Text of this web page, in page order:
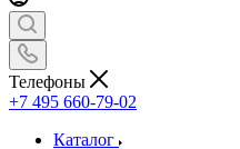
Телефоны
+7 495 660-79-02
Каталог